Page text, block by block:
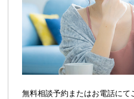
無料相談予約またはお電話にて